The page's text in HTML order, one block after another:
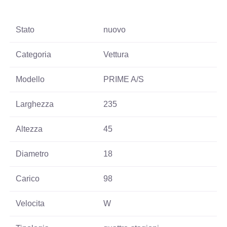
Stato nuovo
Categoria Vettura
Modello PRIME A/S
Larghezza 235
Altezza 45
Diametro 18
Carico 98
Velocita W